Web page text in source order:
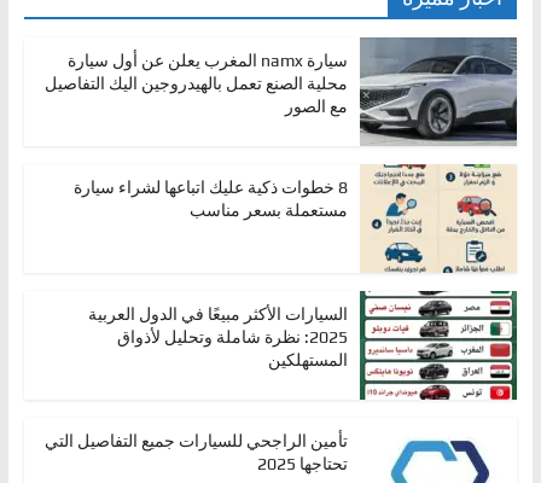
سيارة namx المغرب يعلن عن أول سيارة
محلية الصنع تعمل بالهيدروجين اليك التفاصيل
مع الصور
8 خطوات ذكية عليك اتباعها لشراء سيارة
مستعملة بسعر مناسب
السيارات الأكثر مبيعًا في الدول العربية
2025: نظرة شاملة وتحليل لأذواق
المستهلكين
تأمين الراجحي للسيارات جميع التفاصيل التي
تحتاجها 2025